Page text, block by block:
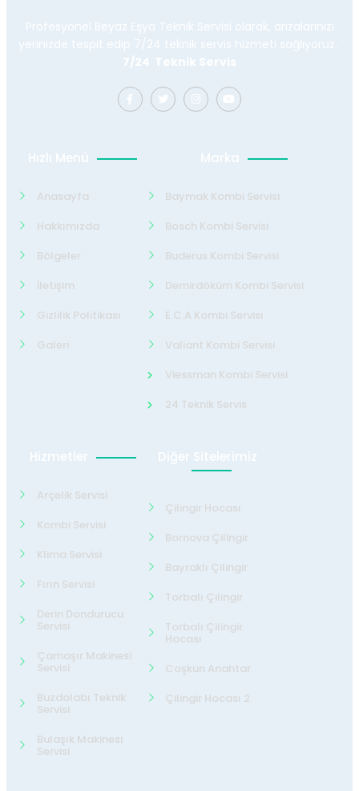
Profesyonel Beyaz Eşya Teknik Servisi olarak, arızalarınızı
yerinizde tespit edip 7/24 teknik servis hizmeti sağlıyoruz.
7/24 Teknik Servis
Hızlı Menü
Anasayfa
Hakkımızda
Bölgeler
İletişim
Gizlilik Politikası
Galeri
Marka
Baymak Kombi Servisi
Bosch Kombi Servisi
Buderus Kombi Servisi
Demirdöküm Kombi Servisi
E.C.A Kombi Servisi
Valiant Kombi Servisi
Viessman Kombi Servisi
24 Teknik Servis
Hizmetler
Arçelik Servisi
Kombi Servisi
Klima Servisi
Fırın Servisi
Derin Dondurucu
Servisi
Çamaşır Makinesi
Servisi
Buzdolabı Teknik
Servisi
Bulaşık Makinesi
Servisi
Diğer Sitelerimiz
Çilingir Hocası
Bornova Çilingir
Bayraklı Çilingir
Torbalı Çilingir
Torbalı Çilingir
Hocası
Coşkun Anahtar
Çilingir Hocası 2